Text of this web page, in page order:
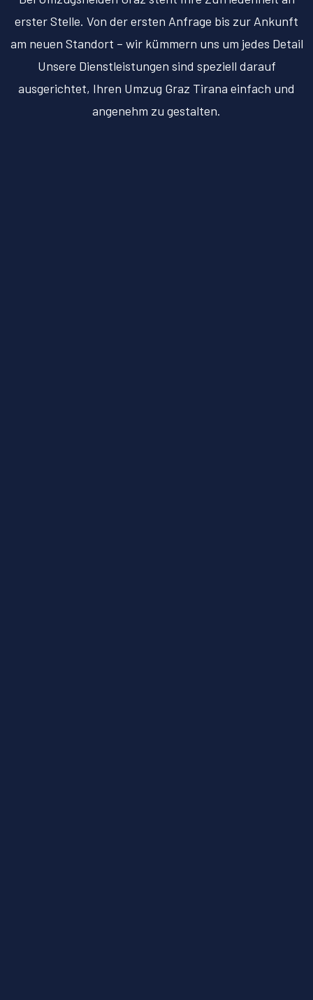
erster Stelle. Von der ersten Anfrage bis zur Ankunft
am neuen Standort – wir kümmern uns um jedes Detail
Unsere Dienstleistungen sind speziell darauf
ausgerichtet, Ihren Umzug Graz Tirana einfach und
angenehm zu gestalten.